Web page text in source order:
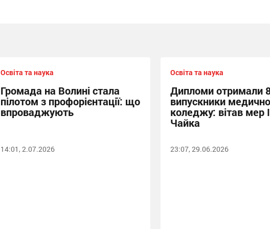
Освіта та наука
Громада на Волині стала
пілотом з профорієнтації: що
впроваджують
14:01, 2.07.2026
Освіта та наука
Дипломи отримали
випускники
коледжу: вітав мер
Чайка
23:07, 29.06.2026